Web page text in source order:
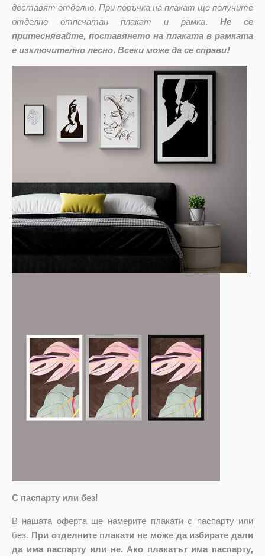
доставят отделно. При поръчка на плакат ще получите
отделно отпечатан плакат и рамка.
Не се
притеснявайте, поставянето на плаката в рамката
е изключително лесно. Всеки може да се справи!
С паспарту или без!
В нашата оферта ще намерите плакати с паспарту или
без. При отделните плакати не може да избирате дали
да има паспарту или не. Ако плакатът има паспарту,